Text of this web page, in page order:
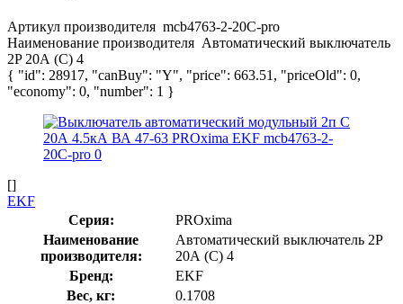
Артикул производителя mcb4763-2-20C-pro
Наименование производителя Автоматический выключатель
2P 20А (C) 4
{ "id": 28917, "canBuy": "Y", "price": 663.51, "priceOld": 0,
"economy": 0, "number": 1 }
[]
EKF
Серия:
PROxima
Наименование
производителя:
Автоматический выключатель 2P
20А (C) 4
Бренд:
EKF
Вес, кг:
0.1708